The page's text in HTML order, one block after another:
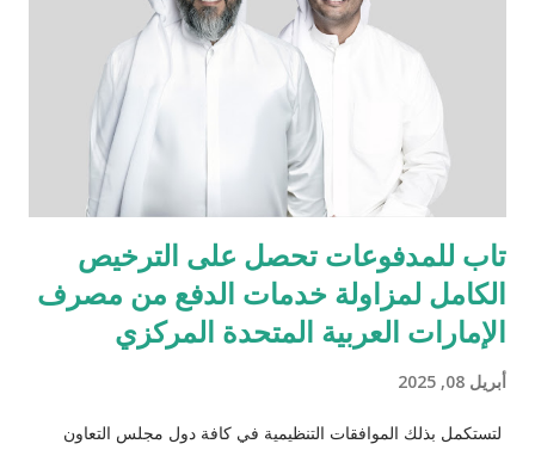
ضمن خطة توسّع طموحة تهدف إلى تقديم تجربة مازدا المتكاملة في
مختلف أنحاء العراق، وتشمل لاحقاً افتتاح مركزين إضافيين في أربيل
والبصرة. ولا تقتصر مهمتنا على تقديم السيارات الجديدة فحسب، بل
تشمل أيضاً خدمة مالكي سيارات مازدا الحاليين في مختلف أنحاء
تاب للمدفوعات تحصل على الترخيص
الكامل لمزاولة خدمات الدفع من مصرف
الإمارات العربية المتحدة المركزي
أبريل 08, 2025
لتستكمل بذلك الموافقات التنظيمية في كافة دول مجلس التعاون